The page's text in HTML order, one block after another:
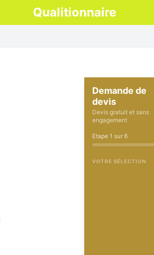
Qualitionnaire
Demande de
devis
Devis gratuit et sans
engagement
Etape 1 sur 6
VOTRE SÉLECTION